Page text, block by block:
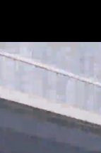
マーケティング